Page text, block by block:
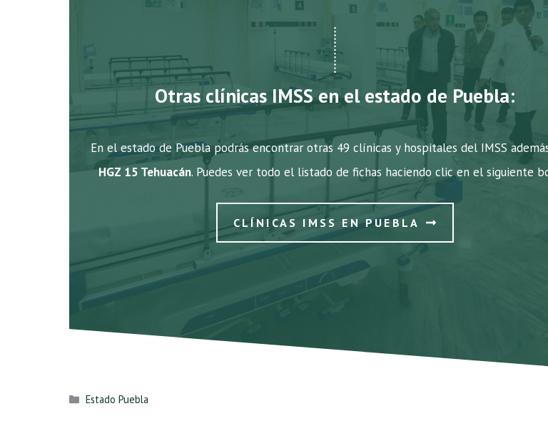
Otras clínicas IMSS en el estado de Puebla:
En el estado de Puebla podrás encontrar otras 49 clínicas y hospitales del IMSS
HGZ 15 Tehuacán. Puedes ver todo el listado de fichas haciendo clic en el siguiente
CLÍNICAS IMSS EN PUEBLA
Categorías
Estado Puebla